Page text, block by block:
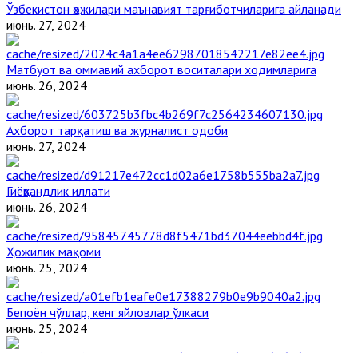
Ўзбекистон ҳожилари маънавият тарғиботчиларига айланади
июнь. 27, 2024
Матбуот ва оммавий ахборот воситалари ходимларига
июнь. 26, 2024
Ахборот тарқатиш ва журналист одоби
июнь. 27, 2024
Гиёҳвандлик иллати
июнь. 26, 2024
Ҳожилик мақоми
июнь. 25, 2024
Бепоён чўллар, кенг яйловлар ўлкаси
июнь. 25, 2024